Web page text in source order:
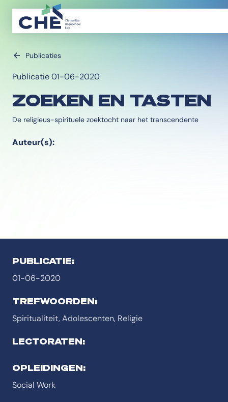
Publicaties
Publicatie 01-06-2020
ZOEKEN EN TASTEN
De religieus-spirituele zoektocht naar het transcendente
Auteur(s):
PUBLICATIE:
01-06-2020
TREFWOORDEN:
Spiritualiteit, Adolescenten, Religie
LECTORATEN:
OPLEIDINGEN:
Social Work